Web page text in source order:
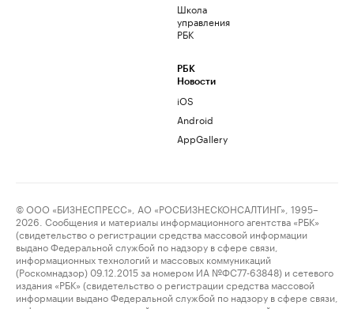
Школа
управления
РБК
РБК
Новости
iOS
Android
AppGallery
© ООО «БИЗНЕСПРЕСС», АО «РОСБИЗНЕСКОНСАЛТИНГ», 1995–
2026. Сообщения и материалы информационного агентства «РБК»
(свидетельство о регистрации средства массовой информации
выдано Федеральной службой по надзору в сфере связи,
информационных технологий и массовых коммуникаций
(Роскомнадзор) 09.12.2015 за номером ИА №ФС77-63848) и сетевого
издания «РБК» (свидетельство о регистрации средства массовой
информации выдано Федеральной службой по надзору в сфере связи,